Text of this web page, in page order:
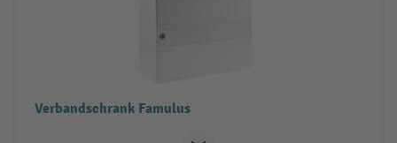
Verbandschrank Famulus